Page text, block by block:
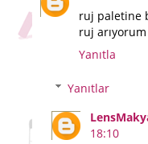
ruj paletine
ruj
Yanıtla
Yanıtlar
18:10